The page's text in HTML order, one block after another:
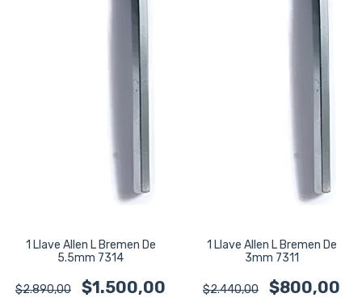
1 Llave Allen L Bremen De
5.5mm 7314
$2.890,00 $1.500,00
1 Llave Allen L Bremen De
3mm 7311
$2.440,00 $800,00